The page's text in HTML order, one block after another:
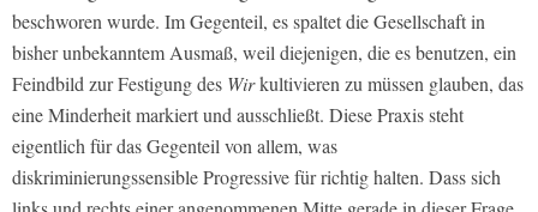
beschworen wurde. Im Gegenteil, es spaltet die Gesellschaft in
bisher unbekanntem Ausmaß, weil diejenigen, die es benutzen, ein
Feindbild zur Festigung des Wirkultivieren zu müssen glauben, das
eine Minderheit markiert und ausschließt. Diese Praxis steht
eigentlich für das Gegenteil von allem, was
diskriminierungssensible Progressive für richtig halten. Dass sich